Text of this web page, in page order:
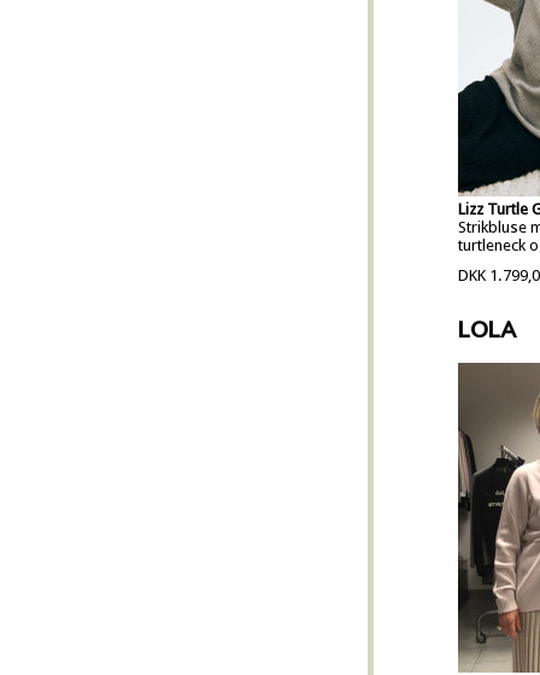
Lizz Turtle
Strikbluse
turtleneck
DKK
LOLA